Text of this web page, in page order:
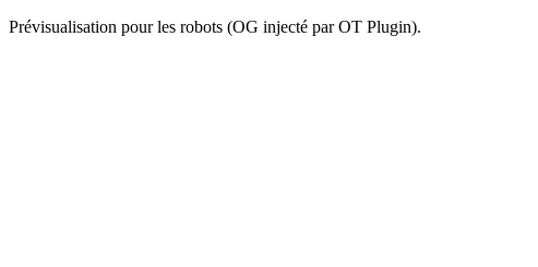
Prévisualisation pour les robots (OG injecté par OT Plugin).